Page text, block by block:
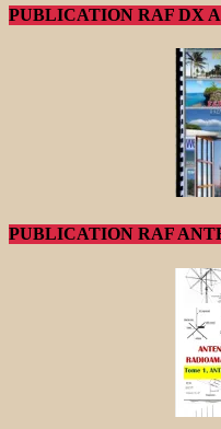
PUBLICATION RAF DX
PUBLICATION RAF